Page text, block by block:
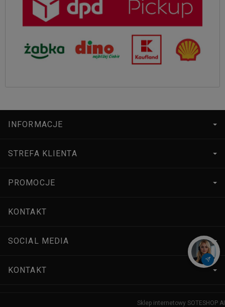
INFORMACJE
STREFA KLIENTA
PROMOCJE
KONTAKT
SOCIAL MEDIA
KONTAKT
Sklep internetowy SOTESHOP AI